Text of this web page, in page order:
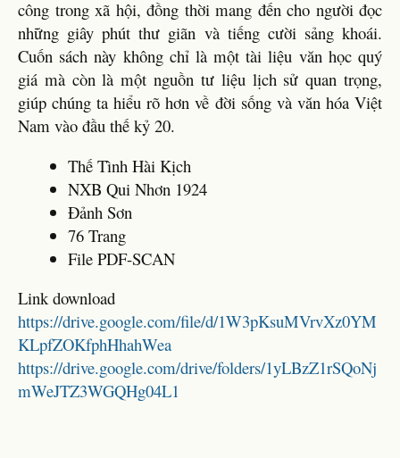
công trong xã hội, đồng thời mang đến cho người đọc
những giây phút thư giãn và tiếng cười sảng khoái.
Cuốn sách này không chỉ là một tài liệu văn học quý
giá mà còn là một nguồn tư liệu lịch sử quan trọng,
giúp chúng ta hiểu rõ hơn về đời sống và văn hóa Việt
Nam vào đầu thế kỷ 20.
Thế Tình Hài Kịch
NXB Qui Nhơn 1924
Đảnh Sơn
76 Trang
File PDF-SCAN
Link download
https://drive.google.com/file/d/1W3pKsuMVrvXz0YM
KLpfZOKfphHhahWea
https://drive.google.com/drive/folders/1yLBzZ1rSQoNj
mWeJTZ3WGQHg04L1